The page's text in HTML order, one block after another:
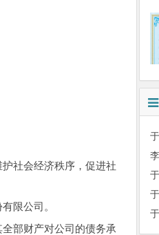
社会经济秩序，促进社
限公司。
部财产对公司的债务承